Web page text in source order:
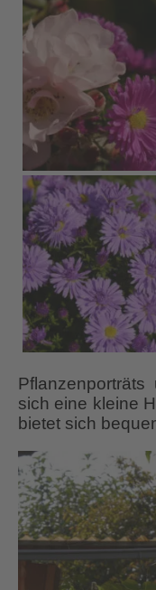
sich eine kleine
bietet sich